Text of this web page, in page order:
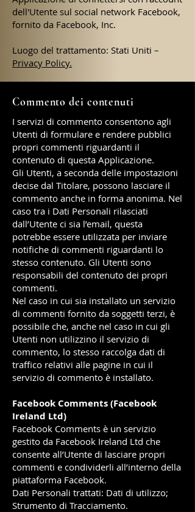
dell'Utente sul social network Facebook,
fornito da Facebook, Inc.
Luogo del trattamento: Stati Uniti –
Privacy Policy.
Commento dei contenuti
I servizi di commento consentono agli
Utenti di formulare e rendere pubblici
propri commenti riguardanti il
contenuto di questa Applicazione.
Gli Utenti, a seconda delle impostazioni
decise dal Titolare, possono lasciare il
commento anche in forma anonima. Nel
caso tra i Dati Personali rilasciati
dall’Utente ci sia l’email, questa
potrebbe essere utilizzata per inviare
notifiche di commenti riguardanti lo
stesso contenuto. Gli Utenti sono
responsabili del contenuto dei propri
commenti.
Nel caso in cui sia installato un servizio
di commenti fornito da soggetti terzi, è
possibile che, anche nel caso in cui gli
Utenti non utilizzino il servizio di
commento, lo stesso raccolga dati di
traffico relativi alle pagine in cui il
servizio di commento è installato.
Facebook Comments (Facebook
Ireland Ltd)
Facebook Comments è un servizio
gestito da Facebook Ireland Ltd che
consente all’Utente di lasciare propri
commenti e condividerli all’interno della
piattaforma Facebook.
Dati Personali trattati: Dati di utilizzo;
Strumento di Tracciamento.